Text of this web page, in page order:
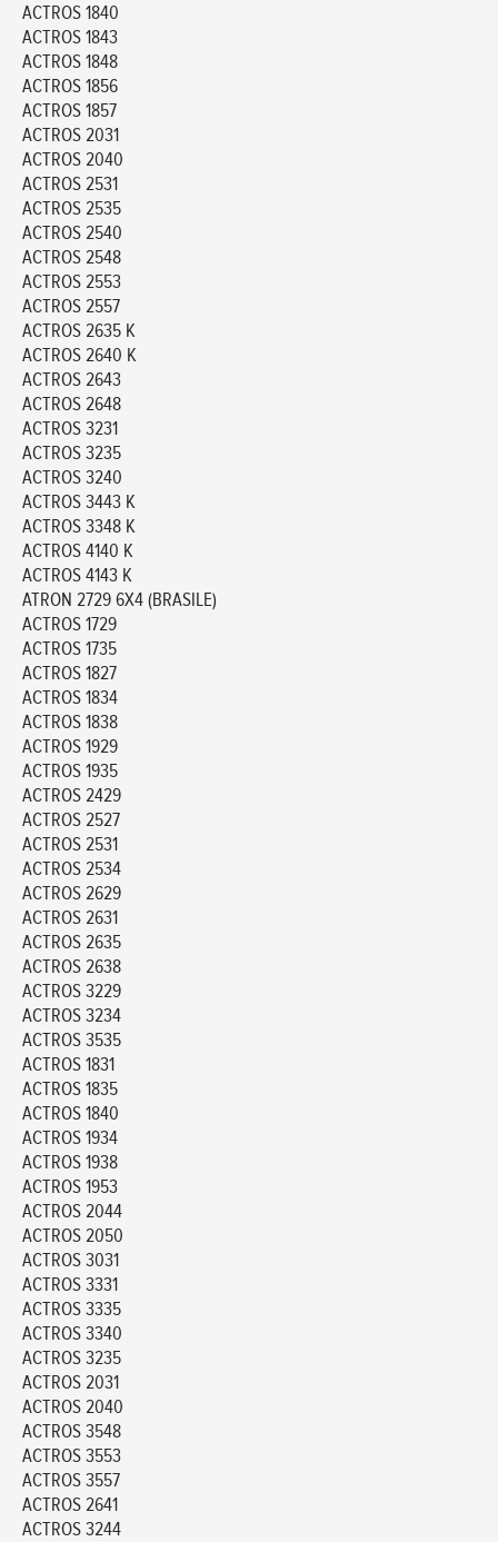
ACTROS 1840
ACTROS 1843
ACTROS 1848
ACTROS 1856
ACTROS 1857
ACTROS 2031
ACTROS 2040
ACTROS 2531
ACTROS 2535
ACTROS 2540
ACTROS 2548
ACTROS 2553
ACTROS 2557
ACTROS 2635 K
ACTROS 2640 K
ACTROS 2643
ACTROS 2648
ACTROS 3231
ACTROS 3235
ACTROS 3240
ACTROS 3443 K
ACTROS 3348 K
ACTROS 4140 K
ACTROS 4143 K
ATRON 2729 6X4 (BRASILE)
ACTROS 1729
ACTROS 1735
ACTROS 1827
ACTROS 1834
ACTROS 1838
ACTROS 1929
ACTROS 1935
ACTROS 2429
ACTROS 2527
ACTROS 2531
ACTROS 2534
ACTROS 2629
ACTROS 2631
ACTROS 2635
ACTROS 2638
ACTROS 3229
ACTROS 3234
ACTROS 3535
ACTROS 1831
ACTROS 1835
ACTROS 1840
ACTROS 1934
ACTROS 1938
ACTROS 1953
ACTROS 2044
ACTROS 2050
ACTROS 3031
ACTROS 3331
ACTROS 3335
ACTROS 3340
ACTROS 3235
ACTROS 2031
ACTROS 2040
ACTROS 3548
ACTROS 3553
ACTROS 3557
ACTROS 2641
ACTROS 3244